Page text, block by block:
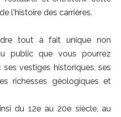
l'histoire des carrières.
tout à fait unique non
public que vous pourrez
vestiges historiques, ses
richesses géologiques et
du 12e au 20e siècle, au